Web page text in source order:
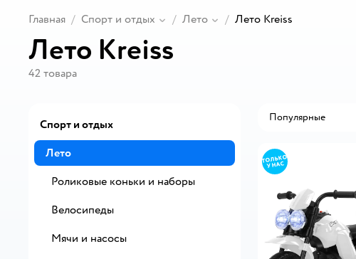
Главная Спорт и отдых Лето Лето Kreiss
Лето Kreiss
42 товара
Популярные
Спорт и отдых
Лето
Роликовые коньки и наборы
Велосипеды
Мячи и насосы